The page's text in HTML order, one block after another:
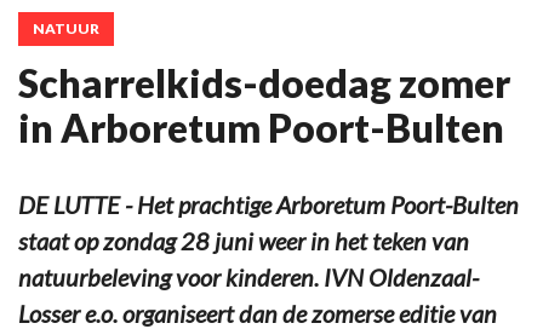
NATUUR
Scharrelkids-doedag zomer
in Arboretum Poort-Bulten
DE LUTTE - Het prachtige Arboretum Poort-Bulten
staat op zondag 28 juni weer in het teken van
natuurbeleving voor kinderen. IVN Oldenzaal-
Losser e.o. organiseert dan de zomerse editie van